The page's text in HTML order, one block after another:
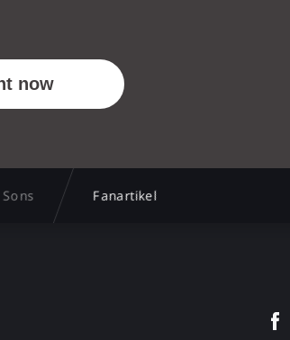
Fanartikel